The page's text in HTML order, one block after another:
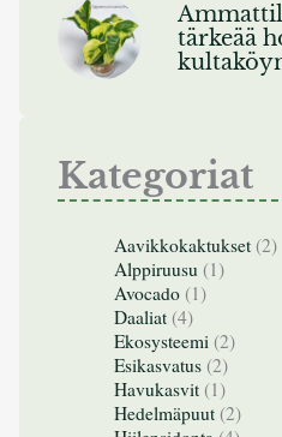
tärkeää
Kategoriat
Aavikkokaktukset(2)
Alppiruusu(1)
Avocado(1)
Daaliat(4)
Ekosysteemi(2)
Esikasvatus(2)
Havukasvit(1)
Hedelmäpuut(2)